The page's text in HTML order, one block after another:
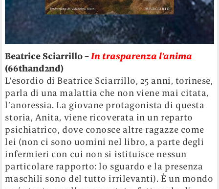
Beatrice Sciarrillo –In trasparenza l’anima
(66thand2nd)
L’esordio di Beatrice Sciarrillo, 25 anni, torinese,
parla di una malattia che non viene mai citata,
l’anoressia. La giovane protagonista di questa
storia, Anita, viene ricoverata in un reparto
psichiatrico, dove conosce altre ragazze come
lei (non ci sono uomini nel libro, a parte degli
infermieri con cui non si istituisce nessun
particolare rapporto: lo sguardo e la presenza
maschili sono del tutto irrilevanti). È un mondo